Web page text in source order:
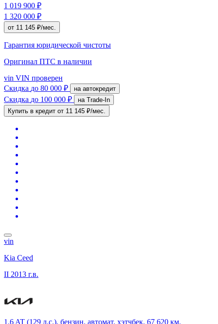
1 019 900 ₽
1 320 000 ₽
от 11 145 ₽/мес.
Гарантия юридической чистоты
Оригинал ПТС в наличии
vin VIN проверен
Скидка до 80 000 ₽ на автокредит
Скидка до 100 000 ₽
на Trade-In
Купить в кредит от 11 145 ₽/мес.
vin
Kia Ceed
II 2013 г.в.
1.6 AT (129 л.с.), бензин, автомат, хэтчбек, 67 620 км,